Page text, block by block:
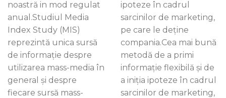
noastră in mod regulat
anual.Studiul Media
Index Study (MIS)
reprezintă unica sursă
de informaţie despre
utilizarea mass-media în
general şi despre
fiecare sursă mass-
ipoteze în cadrul
sarcinilor de marketing,
pe care le deţine
compania.Cea mai bună
metodă de a primi
informaţie flexibilă şi de
a iniţia ipoteze în cadrul
sarcinilor de marketing,